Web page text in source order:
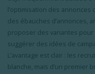
l’optimisation des annonces
des ébauches d’annonces,
proposer des variantes
suggérer des idées de
L’avantage est clair : les
blanche, mais d’un premier